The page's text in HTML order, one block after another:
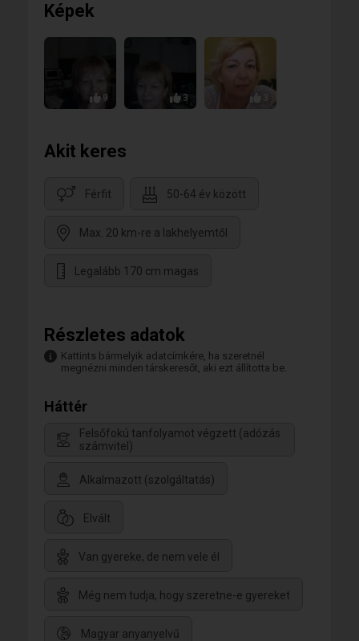
Képek
9 3
Akit keres
Férfit 50-64 év között
Max. 20 km-re a lakhelyemtől
Legalább 170 cm magas
Részletes adatok
Kattints bármelyik adatcímkére, ha szeretnél
megnézni minden társkeresőt, aki ezt állította be.
Háttér
Felsőfokú tanfolyamot végzett (adózás
számvitel)
Alkalmazott (szolgáltatás)
Elvált
Van gyereke, de nem vele él
Még nem tudja, hogy szeretne-e gyereket
Magyar anyanyelvű